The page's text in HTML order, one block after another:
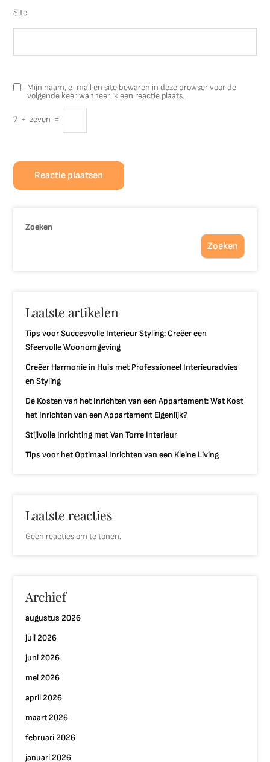
Site
Mijn naam, e-mail en site bewaren in deze browser voor de
volgende keer wanneer ik een reactie plaats.
7 + zeven =
Zoeken
Zoeken
Laatste artikelen
Tips voor Succesvolle Interieur Styling: Creëer een
Sfeervolle Woonomgeving
Creëer Harmonie in Huis met Professioneel Interieuradvies
en Styling
De Kosten van het Inrichten van een Appartement: Wat Kost
het Inrichten van een Appartement Eigenlijk?
Stijlvolle Inrichting met Van Torre Interieur
Tips voor het Optimaal Inrichten van een Kleine Living
Laatste reacties
Geen reacties om te tonen.
Archief
augustus 2026
juli 2026
juni 2026
mei 2026
april 2026
maart 2026
februari 2026
januari 2026